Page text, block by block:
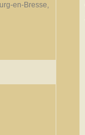
en-Bresse,